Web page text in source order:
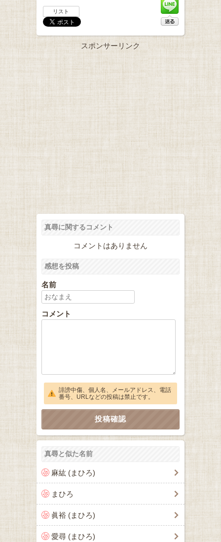
リスト
スポンサーリンク
真尋に関するコメント
コメントはありません
感想を投稿
名前
コメント
誹謗中傷、個人名、メールアドレス、電話
番号、URLなどの投稿は禁止です。
真尋と似た名前
麻紘 (まひろ)
まひろ
眞裕 (まひろ)
愛尋 (まひろ)